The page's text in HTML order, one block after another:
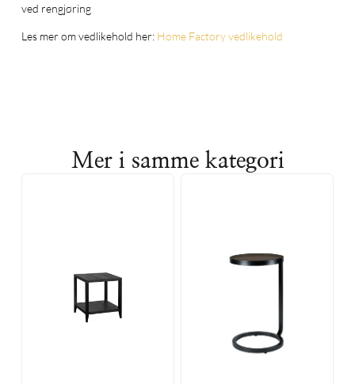
ved rengjøring
Les mer om vedlikehold her: Home Factory vedlikehold
Mer i samme kategori